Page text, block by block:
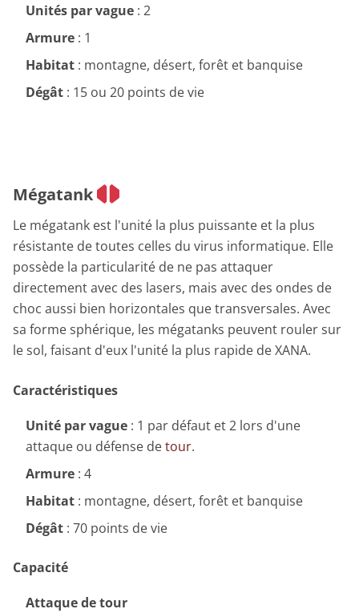
Unités par vague : 2
Armure : 1
Habitat : montagne, désert, forêt et banquise
Dégât : 15 ou 20 points de vie
Mégatank
Le mégatank est l'unité la plus puissante et la plus
résistante de toutes celles du virus informatique. Elle
possède la particularité de ne pas attaquer
directement avec des lasers, mais avec des ondes de
choc aussi bien horizontales que transversales. Avec
sa forme sphérique, les mégatanks peuvent rouler sur
le sol, faisant d'eux l'unité la plus rapide de XANA.
Caractéristiques
Unité par vague : 1 par défaut et 2 lors d'une
attaque ou défense detour.
Armure : 4
Habitat : montagne, désert, forêt et banquise
Dégât : 70 points de vie
Capacité
Attaque de tour